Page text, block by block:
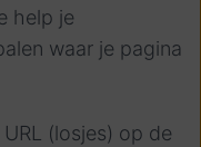
help je
waar je pagina
(losjes) op de